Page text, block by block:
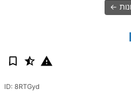
ID: 8RTGyd